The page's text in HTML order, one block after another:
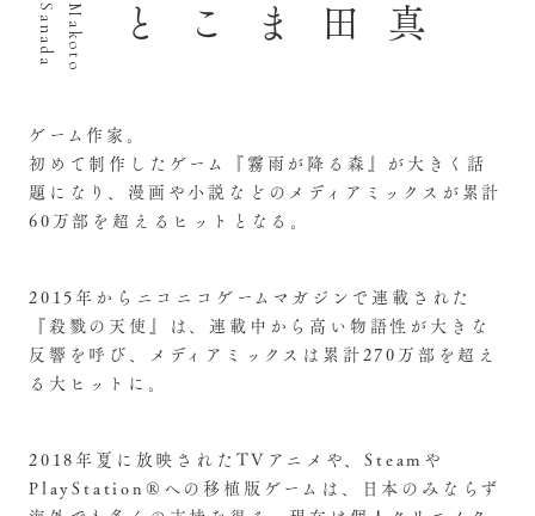
真田まこと
M
a
k
o
t
o
S
a
n
a
d
a
ゲーム作家。
初めて制作したゲーム『霧雨が降る森』が大きく話
題になり、漫画や小説などのメディアミックスが累計
60万部を超えるヒットとなる。
2015年からニコニコゲームマガジンで連載された
『殺戮の天使』は、連載中から高い物語性が大きな
反響を呼び、メディアミックスは累計270万部を超え
る大ヒットに。
2018年夏に放映されたTVアニメや、Steamや
PlayStation®への移植版ゲームは、日本のみならず